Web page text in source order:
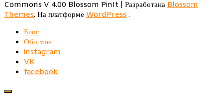
Commons V 4.00 Blossom PinIt | Разработана Blossom
Themes. На платформе WordPress .
Блог
Обо мне
instagram
VK
facebook